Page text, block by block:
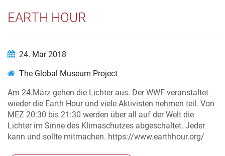
EARTH HOUR
24. Mar 2018
The Global Museum Project
Am 24.März gehen die Lichter aus. Der WWF veranstaltet
wieder die Earth Hour und viele Aktivisten nehmen teil. Von
MEZ 20:30 bis 21:30 werden über all auf der Welt die
Lichter im Sinne des Klimaschutzes abgeschaltet. Jeder
kann und sollte mitmachen. https://www.earthhour.org/